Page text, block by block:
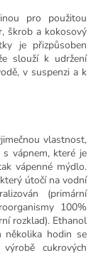
pro použitou
škrob a kokosový
je přizpůsoben
slouží k udržení
v suspenzi a k
vlastnost,
vápnem, které je
vápenné mýdlo.
útočí na vodní
(primární
100%
rozklad). Ethanol
několika hodin se
cukrových